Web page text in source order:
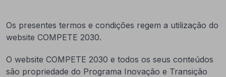
Os presentes termos e condições regem a utilização do
website COMPETE 2030.
O website COMPETE 2030 e todos os seus conteúdos
são propriedade do Programa Inovação e Transição